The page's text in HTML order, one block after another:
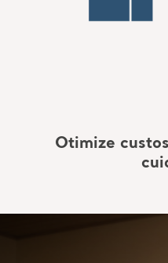
Otimize